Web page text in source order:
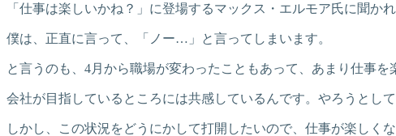
「仕事は楽しいかね？」に登場するマックス・エルモア氏に聞か
僕は、正直に言って、「ノー…」と言ってしまいます。
と言うのも、4月から職場が変わったこともあって、あまり仕事を
会社が目指しているところには共感しているんです。やろうとし
しかし、この状況をどうにかして打開したいので、仕事が楽しく